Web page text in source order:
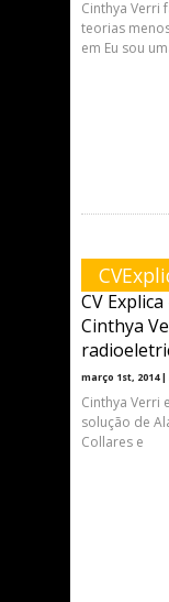
Cinthya Verri
teorias
em Eu sou
CV
Cinthya
março 1st, 2014 |
Cinthya Verri
solução de
Collares e